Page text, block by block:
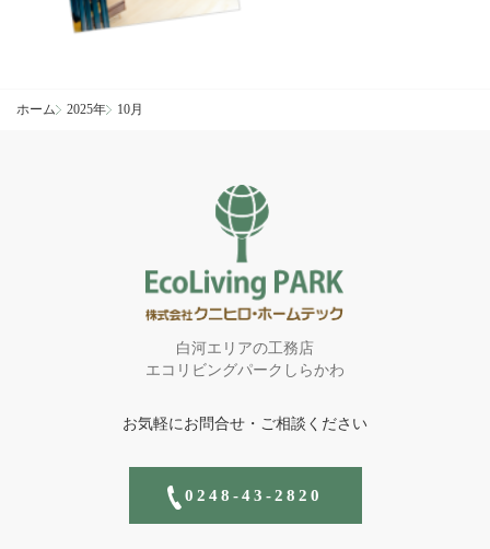
ホーム 2025年 10月
白河エリアの工務店
エコリビングパークしらかわ
お気軽にお問合せ・ご相談ください
0248-43-2820